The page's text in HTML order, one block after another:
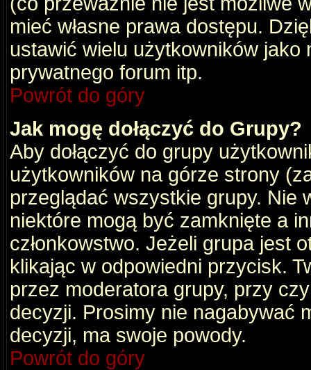
mieć własne prawa dostępu.
ustawić wielu użytkowników
prywatnego forum itp.
Powrót do góry
Jak mogę dołączyć do Grupy?
Aby dołączyć do grupy
użytkowników na górze strony
przeglądać wszystkie grupy. Nie
niektóre mogą być zamknięte a
członkowstwo. Jeżeli grupa jest
klikając w odpowiedni przycisk.
przez moderatora grupy, przy
decyzji. Prosimy nie nagabywać
decyzji, ma swoje powody.
Powrót do góry